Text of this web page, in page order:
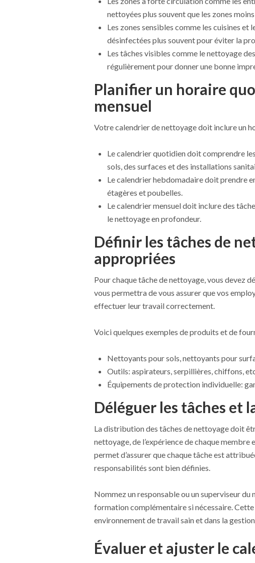
nettoyées plus souvent que les zones
Les zones sensibles comme les cuisines
désinfectées plus souvent pour éviter la
Les tâches visibles comme le nettoyage
régulièrement pour donner une bonne
Planifier un horaire
mensuel
Votre calendrier de nettoyage doit inclure un
Le calendrier quotidien doit comprendre
sols, des surfaces et des installations
Le calendrier hebdomadaire doit prendre
étagères et poubelles.
Le calendrier mensuel doit inclure des
le nettoyage en profondeur.
Définir les tâches de
appropriées
Pour chaque tâche de nettoyage, vous devez
vous permettra de vous assurer que vos
effectuer leur travail correctement.
Voici quelques exemples de produits et de
Nettoyants pour sols, nettoyants pour
Outils: aspirateurs, serpillières, chiffons,
Équipements de protection individuelle:
Déléguer les tâches et
La distribution des tâches de nettoyage doit
nettoyage, de l’expérience de chaque
permet d’assurer que chaque tâche est
responsabilités sont bien définies.
Nommez un responsable ou un superviseur
formation complémentaire si nécessaire. Cette
environnement de travail sain et dans la
Évaluer et ajuster le